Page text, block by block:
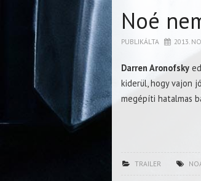
Noé
PUBLIKÁLTA 2013.
Darren Aronofsky
kiderül, hogy vajon
megépíti hatalmas
TRAILER